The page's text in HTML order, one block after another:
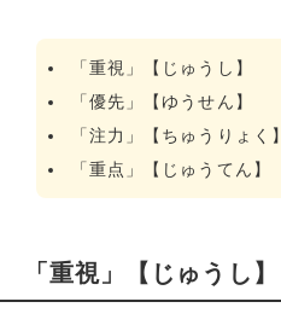
「重視」【じゅうし】
「優先」【ゆうせん】
「注力」【ちゅうりょく】
「重点」【じゅうてん】
「重視」【じゅうし】